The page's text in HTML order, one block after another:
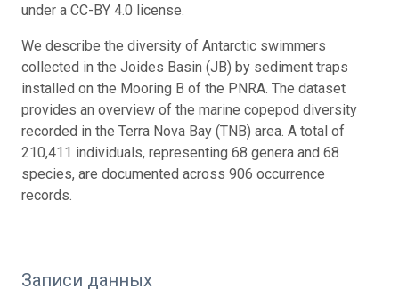
under a CC-BY 4.0 license.
We describe the diversity of Antarctic swimmers
collected in the Joides Basin (JB) by sediment traps
installed on the Mooring B of the PNRA. The dataset
provides an overview of the marine copepod diversity
recorded in the Terra Nova Bay (TNB) area. A total of
210,411 individuals, representing 68 genera and 68
species, are documented across 906 occurrence
records.
Записи данных